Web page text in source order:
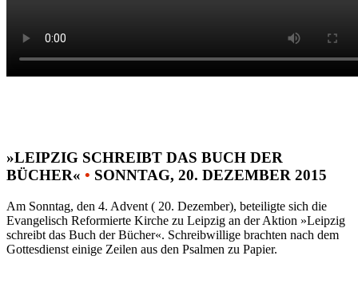
»LEIPZIG SCHREIBT DAS BUCH DER
BÜCHER« • SONNTAG, 20. DEZEMBER 2015
Am Sonntag, den 4. Advent ( 20. Dezember), beteiligte sich die
Evangelisch Reformierte Kirche zu Leipzig an der Aktion »Leipzig
schreibt das Buch der Bücher«. Schreibwillige brachten nach dem
Gottesdienst einige Zeilen aus den Psalmen zu Papier.